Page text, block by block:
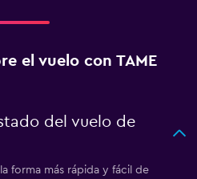
el vuelo con TAME
del vuelo de
forma más rápida y fácil de